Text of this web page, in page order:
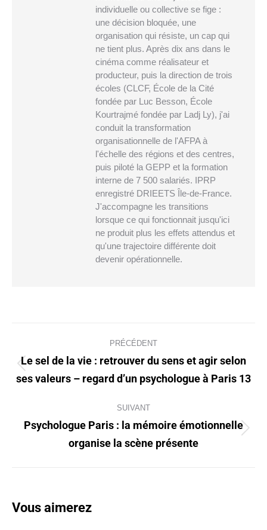
individuelle ou collective se fige :
une décision bloquée, une
organisation qui résiste, un cap qui
ne tient plus. Après dix ans dans le
cinéma comme réalisateur et
producteur, puis la direction de trois
écoles (CLCF, École de la Cité
fondée par Luc Besson, École
Kourtrajmé fondée par Ladj Ly), j'ai
conduit la transformation
organisationnelle de l'AFPA à
l'échelle des régions et des centres,
puis piloté la GEPP et la formation
interne de 7 500 salariés. IPRP
enregistré DRIEETS Île-de-France.
J'accompagne les transitions
lorsque ce qui fonctionnait jusqu'ici
ne produit plus les effets attendus et
qu'une trajectoire différente doit
devenir opérationnelle.
article
PRÉCÉDENT
précédent
Le sel de la vie : retrouver du sens et agir selon
ses valeurs – regard d’un psychologue à Paris 13
SUIVANT
suivant
Psychologue Paris : la mémoire émotionnelle
organise la scène présente
Vous aimerez